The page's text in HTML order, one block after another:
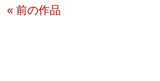
« 前の作品